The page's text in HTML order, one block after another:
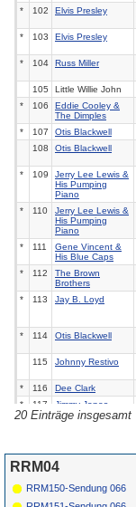
* 102 Elvis Presley
* 103 Elvis Presley
* 104 Russ Miller
105 Little Willie John
*
106
Eddie Cooley &
The Dimples
* 107 Otis Blackwell
108
Otis Blackwell
* 109
Jerry Lee Lewis &
His Pumping
Piano
* 110
Jerry Lee Lewis &
His Pumping
Piano
* 111
Gene Vincent &
His Blue Caps
* 112
The Brown
Brothers
* 113 Jay B. Loyd
* 114 Otis Blackwell
115 Johnny Restivo
* 116 Dee Clark
*
117 Jimmy Jones
*
118
Cliff Richard &
* 120 Otis Blackwell
20 Einträge insgesamt
RRM04
RRM150-Sendung 066